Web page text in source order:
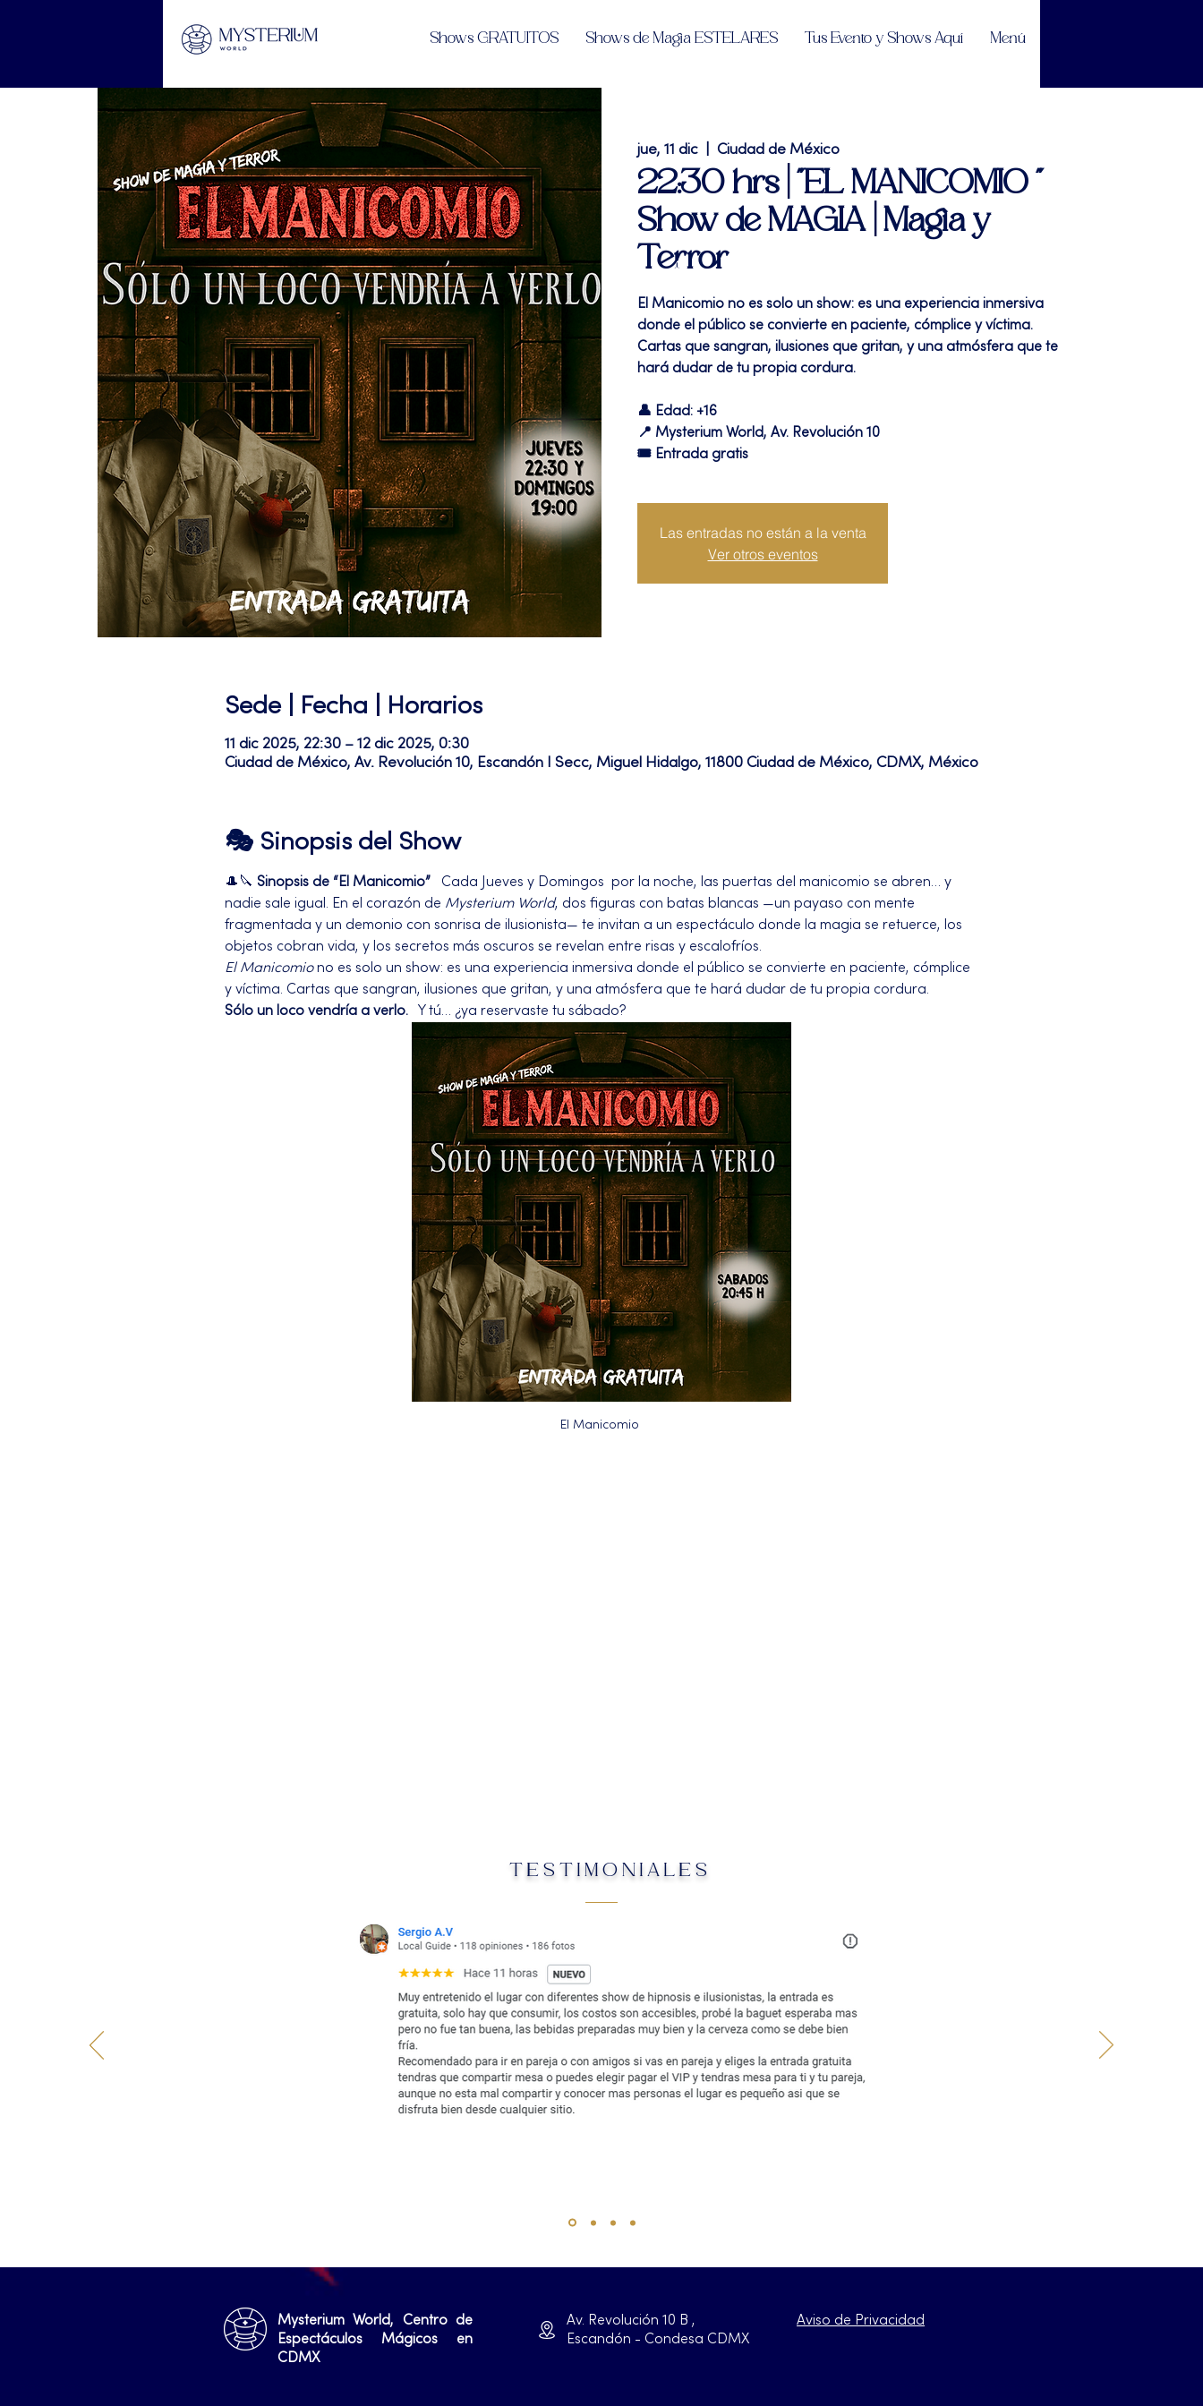
Shows GRATUITOS Shows de Magia ESTELARES Tus Evento y Shows Aquí Menú
jue, 11 dic Ciudad de México
22:30 hrs | "EL MANICOMIO "
Show de MAGIA | Magia y
Terror
El Manicomio no es solo un show: es una experiencia inmersiva
donde el público se convierte en paciente, cómplice y víctima.
Cartas que sangran, ilusiones que gritan, y una atmósfera que te
hará dudar de tu propia cordura.
👤 Edad: +16
📍 Mysterium World, Av. Revolución 10
🎟️ Entrada gratis
Las entradas no están a la venta
Ver otros eventos
Sede | Fecha | Horarios
11 dic 2025, 22:30 – 12 dic 2025, 0:30
Ciudad de México, Av. Revolución 10, Escandón I Secc, Miguel Hidalgo, 11800 Ciudad de México, CDMX, México
🎭 Sinopsis del Show
🎩🔪 Sinopsis de “El Manicomio” Cada Jueves y Domingos  por la noche, las puertas del manicomio se abren… y
nadie sale igual. En el corazón de Mysterium World, dos figuras con batas blancas —un payaso con mente
fragmentada y un demonio con sonrisa de ilusionista— te invitan a un espectáculo donde la magia se retuerce, los
objetos cobran vida, y los secretos más oscuros se revelan entre risas y escalofríos.
El Manicomio no es solo un show: es una experiencia inmersiva donde el público se convierte en paciente, cómplice
y víctima. Cartas que sangran, ilusiones que gritan, y una atmósfera que te hará dudar de tu propia cordura.
Sólo un loco vendría a verlo. Y tú… ¿ya reservaste tu sábado?
El Manicomio
TESTIMONIALES
Mysterium World, Centro de
Espectáculos Mágicos en
CDMX
Av. Revolución 10 B ,
Escandón - Condesa CDMX
Aviso de Privacidad